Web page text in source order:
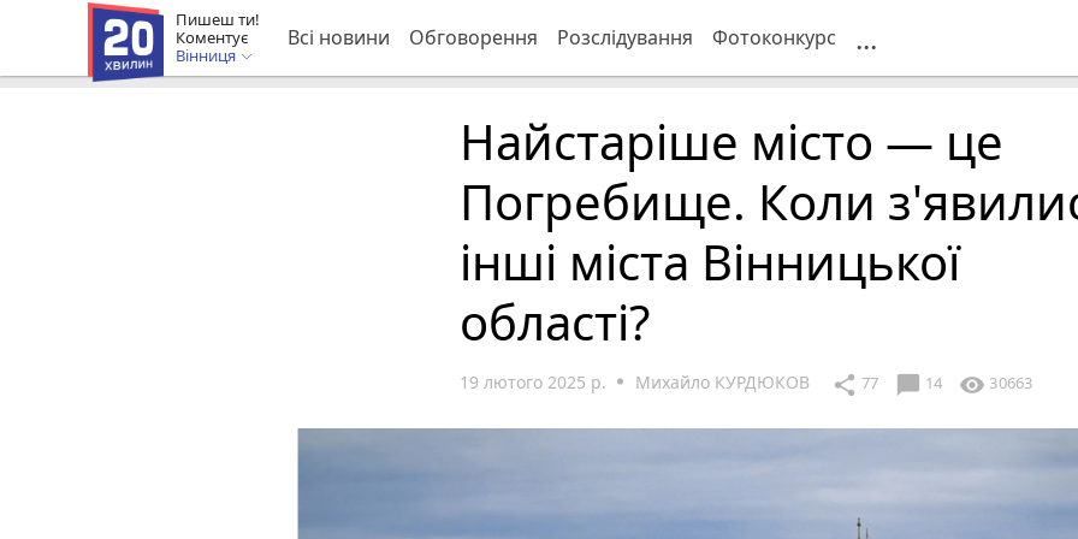
Пишеш ти!
Коментує
Вінниця
Всі новини Обговорення Розслідування Фотоконкурс ...
Найстаріше місто — це
Погребище. Коли
інші міста Вінницької
області?
19 лютого 2025 р. Михайло КУРДЮКОВ share 77 chat_bubble 14 visibility 30663